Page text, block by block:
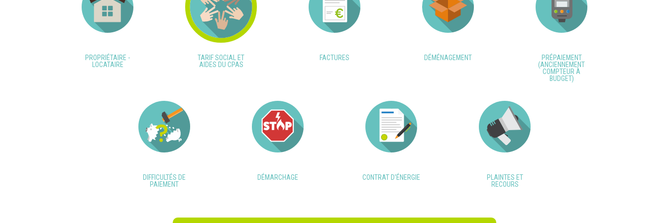
PROPRIÉTAIRE -
LOCATAIRE
TARIF SOCIAL ET
AIDES DU CPAS
FACTURES DÉMÉNAGEMENT
PRÉPAIEMENT
(ANCIENNEMENT
COMPTEUR À
BUDGET)
DIFFICULTÉS DE
PAIEMENT
DÉMARCHAGE CONTRAT D'ÉNERGIE
PLAINTES ET
RECOURS